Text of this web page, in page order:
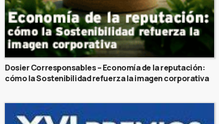
Dosier Corresponsables – Economía de la reputación:
cómo la Sostenibilidad refuerza la imagen corporativa